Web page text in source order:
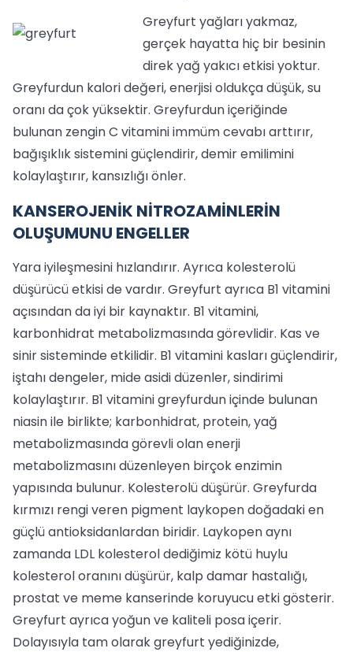
Greyfurt yağları yakmaz,
gerçek hayatta hiç bir besinin
direk yağ yakıcı etkisi yoktur.
Greyfurdun kalori değeri, enerjisi oldukça düşük, su
oranı da çok yüksektir. Greyfurdun içeriğinde
bulunan zengin C vitamini immüm cevabı arttırır,
bağışıklık sistemini güçlendirir, demir emilimini
kolaylaştırır, kansızlığı önler.
KANSEROJENİK NİTROZAMİNLERİN
OLUŞUMUNU ENGELLER
Yara iyileşmesini hızlandırır. Ayrıca kolesterolü
düşürücü etkisi de vardır. Greyfurt ayrıca B1 vitamini
açısından da iyi bir kaynaktır. B1 vitamini,
karbonhidrat metabolizmasında görevlidir. Kas ve
sinir sisteminde etkilidir. B1 vitamini kasları güçlendirir,
iştahı dengeler, mide asidi düzenler, sindirimi
kolaylaştırır. B1 vitamini greyfurdun içinde bulunan
niasin ile birlikte; karbonhidrat, protein, yağ
metabolizmasında görevli olan enerji
metabolizmasını düzenleyen birçok enzimin
yapısında bulunur. Kolesterolü düşürür. Greyfurda
kırmızı rengi veren pigment laykopen doğadaki en
güçlü antioksidanlardan biridir. Laykopen aynı
zamanda LDL kolesterol dediğimiz kötü huylu
kolesterol oranını düşürür, kalp damar hastalığı,
prostat ve meme kanserinde koruyucu etki gösterir.
Greyfurt ayrıca yoğun ve kaliteli posa içerir.
Dolayısıyla tam olarak greyfurt yediğinizde,